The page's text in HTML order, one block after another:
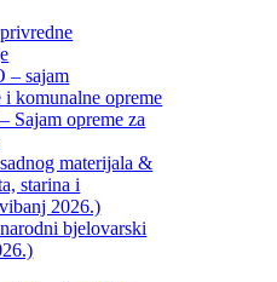
– sajam
i komunalne opreme
Sajam opreme za
materijala &
starina i
2026.)
bjelovarski